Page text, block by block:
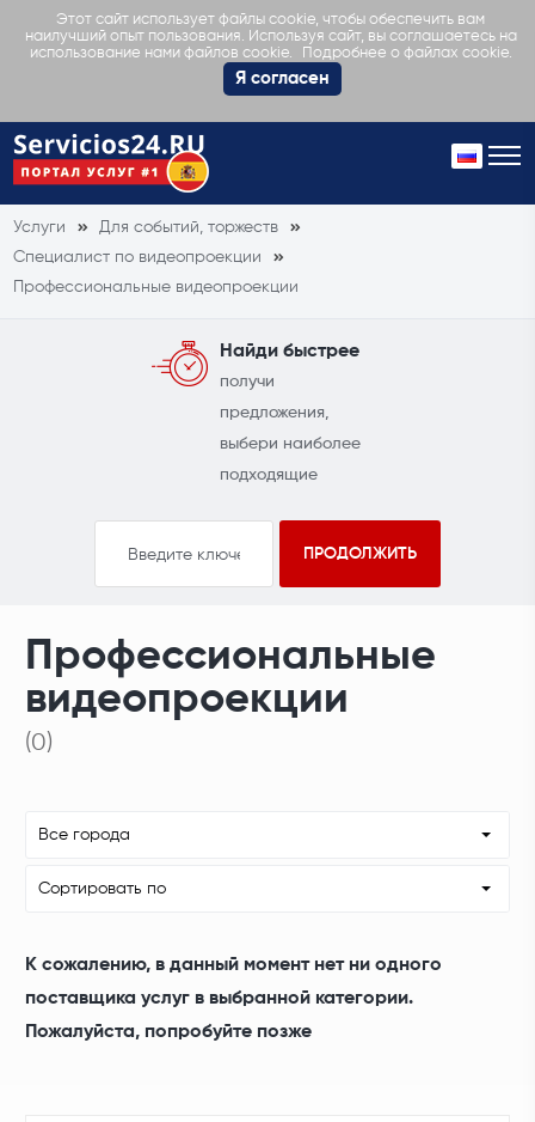
Этот сайт использует файлы cookie, чтобы обеспечить вам
наилучший опыт пользования. Используя сайт, вы соглашаетесь на
использование нами файлов cookie.
Подробнее о файлах cookie.
Я согласен
Услуги
Для событий, торжеств
Специалист по видеопроекции
Профессиональные видеопроекции
Найди быстрее
получи
предложения,
выбери наиболее
подходящие
Профессиональные
видеопроекции
(0)
Все города
Сортировать по
К сожалению, в данный момент нет ни одного
поставщика услуг в выбранной категории.
Пожалуйста, попробуйте позже